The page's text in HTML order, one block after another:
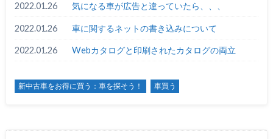
2022.01.26 気になる車が広告と違っていたら、、、
2022.01.26 車に関するネットの書き込みについて
2022.01.26 Webカタログと印刷されたカタログの両立
新中古車をお得に買う：車を探そう！ 車買う